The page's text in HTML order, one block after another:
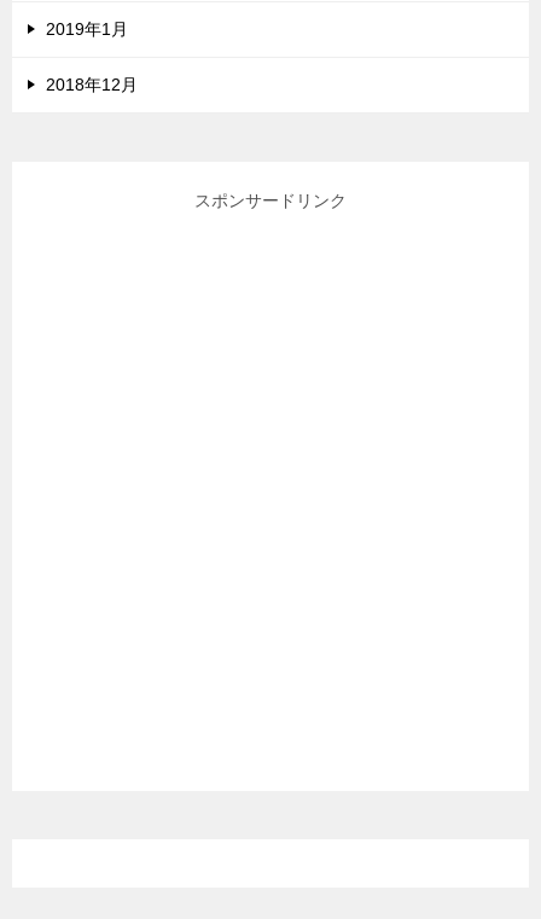
2019年1月
2018年12月
スポンサードリンク